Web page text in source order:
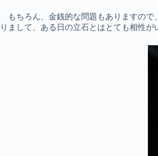
もちろん、金銭的な問題もありますので
りまして、ある日の立石とはとても相性が